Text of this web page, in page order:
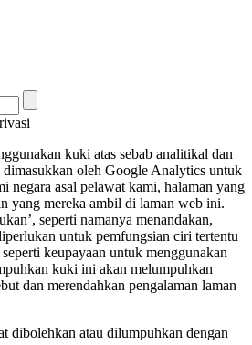
kuki atas sebab analitikal dan
oleh Google Analytics untuk
negara asal pelawat kami, halaman yang
yang mereka ambil di laman web ini.
seperti namanya menandakan,
untuk pemfungsian ciri tertentu
keupayaan untuk menggunakan
kuki ini akan melumpuhkan
dan merendahkan pengalaman laman
dibolehkan atau dilumpuhkan dengan